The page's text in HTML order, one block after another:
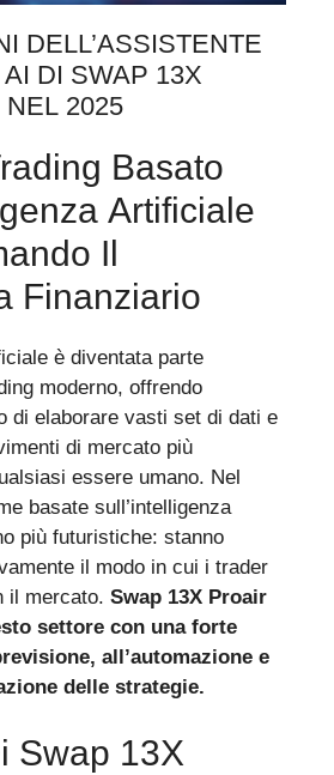
DELL’ASSISTENTE
DI SWAP 13X
2025
Basato
Artificiale
Il
Finanziario
è diventata parte
moderno, offrendo
di elaborare vasti set di dati e
di mercato più
essere umano. Nel
basate sull’intelligenza
più futuristiche: stanno
il modo in cui i trader
il mercato. Swap 13X Proair
settore con una forte
all’automazione e
delle strategie.
Swap 13X